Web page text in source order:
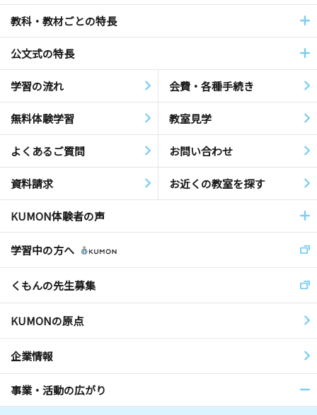
教科・教材ごとの特長
公文式の特長
学習の流れ 会費・各種手続き
無料体験学習 教室見学
よくあるご質問 お問い合わせ
資料請求 お近くの教室を探す
KUMON体験者の声
学習中の方へ
くもんの先生募集
KUMONの原点
企業情報
事業・活動の広がり